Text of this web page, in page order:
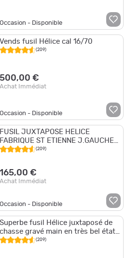
Occasion - Disponible
Vends fusil Hélice cal 16/70
(209)
500,00 €
Achat Immédiat
Occasion - Disponible
FUSIL JUXTAPOSE HELICE
FABRIQUE ST ETIENNE J.GAUCHER
CAL 16/65......BRADERIE D'ETE
(209)
165,00 €
Achat Immédiat
Occasion - Disponible
Superbe fusil Hélice juxtaposé de
chasse gravé main en très bel état
en calibre 16 65 canons Fangé
(209)